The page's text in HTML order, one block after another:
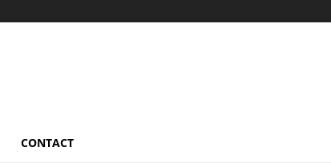
CONTACT